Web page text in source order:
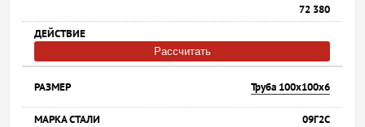
72 380
Рассчитать
Труба 100х100х6
09Г2С